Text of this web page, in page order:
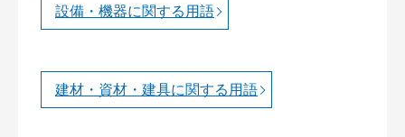
設備・機器に関する用語
建材・資材・建具に関する用語